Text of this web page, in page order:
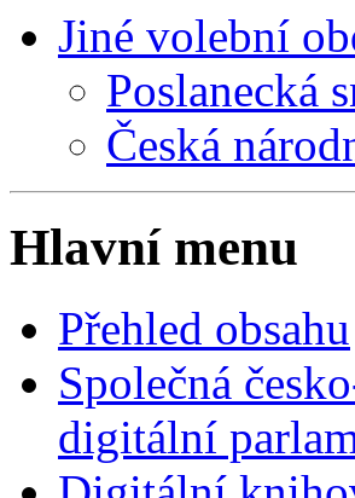
Jiné volební
Poslanecká
Česká
Hlavní menu
Přehled obsahu
Společná
digitální